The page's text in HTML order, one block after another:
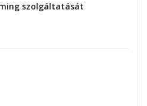
szolgáltatását